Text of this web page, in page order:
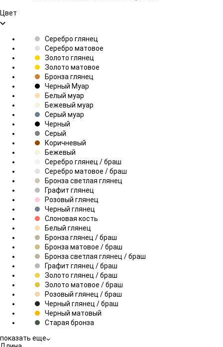
Цвет
Серебро глянец
Серебро матовое
Золото глянец
Золото матовое
Бронза глянец
Черный Муар
Белый муар
Бежевый муар
Серый муар
Черный
Серый
Коричневый
Бежевый
Серебро глянец / браш
Серебро матовое / браш
Бронза светлая глянец
Графит глянец
Розовый глянец
Черный глянец
Слоновая кость
Белый глянец
Бронза глянец / браш
Бронза матовое / браш
Бронза светлая глянец / браш
Графит глянец / браш
Золото глянец / браш
Золото матовое / браш
Розовый глянец / браш
Черный глянец / браш
Черный матовый
Старая бронза
показать еще